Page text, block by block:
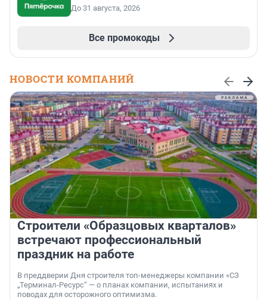
До 31 августа, 2026
Все промокоды
НОВОСТИ КОМПАНИЙ
Строители «Образцовых кварталов»
встречают профессиональный
праздник на работе
В преддверии Дня строителя топ-менеджеры компании «СЗ
„Терминал-Ресурс“ — о планах компании, испытаниях и
поводах для осторожного оптимизма.